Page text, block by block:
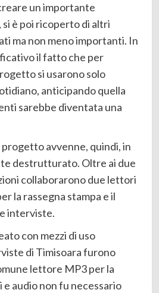
un importante
è poi ricoperto di altri
ma non meno importanti. In
il fatto che per
si usarono solo
anticipando quella
sarebbe diventata una
progetto avvenne, quindi, in
destrutturato. Oltre ai due
collaborarono due lettori
la rassegna stampa e il
interviste.
con mezzi di uso
di Timisoara furono
lettore MP3 per la
audio non fu necessario